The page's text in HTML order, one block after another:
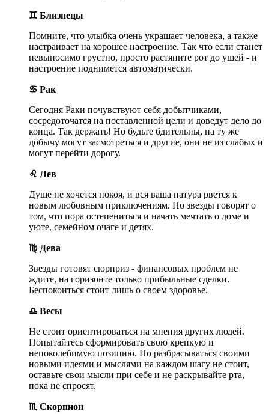
♊ Близнецы
Помните, что улыбка очень украшает человека, а также
настраивает на хорошее настроение. Так что если станет
невыносимо грустно, просто растяните рот до ушей - и
настроение поднимется автоматически.
♋ Рак
Сегодня Раки почувствуют себя добытчиками,
сосредоточатся на поставленной цели и доведут дело до
конца. Так держать! Но будьте бдительны, на ту же
добычу могут засмотреться и другие, они не из слабых и
могут перейти дорогу.
♌ Лев
Душе не хочется покоя, и вся ваша натура рвется к
новым любовным приключениям. Но звезды говорят о
том, что пора остепениться и начать мечтать о доме и
уюте, семейном очаге и детях.
♍ Дева
Звезды готовят сюрприз - финансовых проблем не
ждите, на горизонте только прибыльные сделки.
Беспокоиться стоит лишь о своем здоровье.
♎ Весы
Не стоит ориентироваться на мнения других людей.
Попытайтесь сформировать свою крепкую и
непоколебимую позицию. Но разбрасываться своими
новыми идеями и мыслями на каждом шагу не стоит,
оставьте свои мысли при себе и не раскрывайте рта,
пока не спросят.
♏ Скорпион